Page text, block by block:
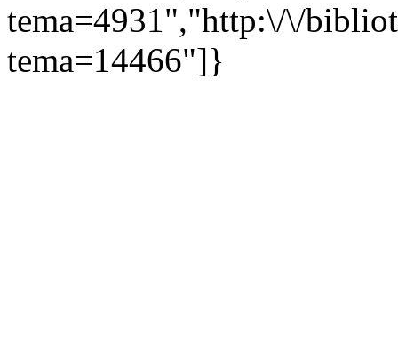
tema=4931","http:\/\/
tema=14466"]}